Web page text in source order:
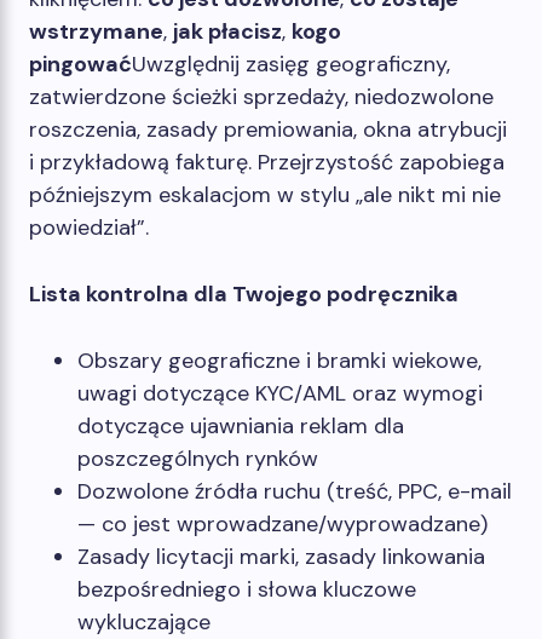
wstrzymane, jak płacisz, kogo
pingowaćUwzględnij zasięg geograficzny,
zatwierdzone ścieżki sprzedaży, niedozwolone
roszczenia, zasady premiowania, okna atrybucji
i przykładową fakturę. Przejrzystość zapobiega
późniejszym eskalacjom w stylu „ale nikt mi nie
powiedział”.
Lista kontrolna dla Twojego podręcznika
Obszary geograficzne i bramki wiekowe,
uwagi dotyczące KYC/AML oraz wymogi
dotyczące ujawniania reklam dla
poszczególnych rynków
Dozwolone źródła ruchu (treść, PPC, e-mail
— co jest wprowadzane/wyprowadzane)
Zasady licytacji marki, zasady linkowania
bezpośredniego i słowa kluczowe
wykluczające